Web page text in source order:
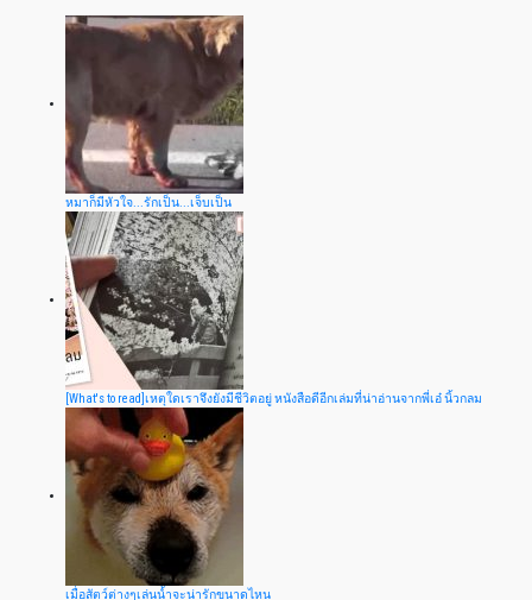
หมาก็มีหัวใจ...รักเป็น...เจ็บเป็น
[What's to read]เหตุใดเราจึงยังมีชีวิตอยู่ หนังสือดีอีกเล่มที่น่าอ่านจากพี่เอ๋ นิ้วกลม
เมื่อสัตว์ต่างๆเล่นน้ำจะน่ารักขนาดไหน